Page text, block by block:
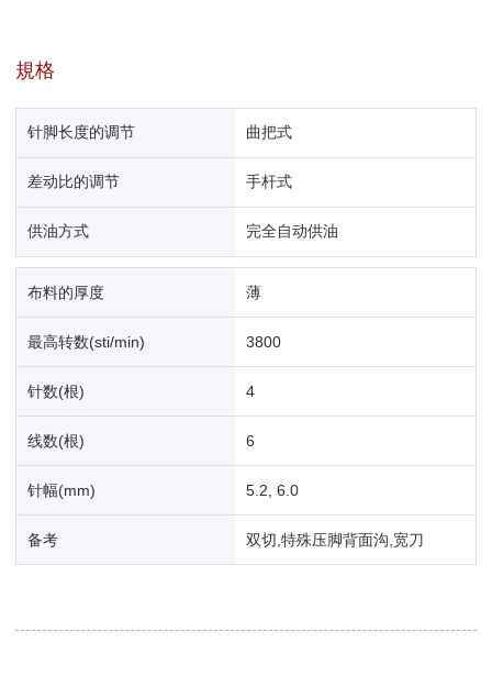
規格
针脚长度的调节 曲把式
差动比的调节 手杆式
供油方式 完全自动供油
布料的厚度 薄
最高转数(sti/min) 3800
针数(根) 4
线数(根) 6
针幅(mm) 5.2, 6.0
备考 双切,特殊压脚背面沟,宽刀